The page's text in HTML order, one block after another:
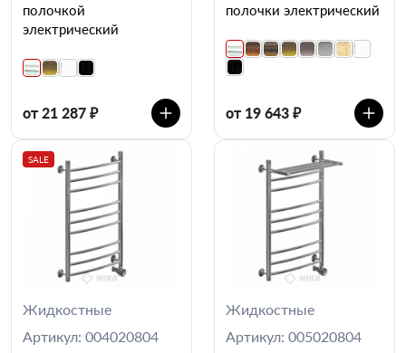
полочкой
электрический
от 21 287 ₽
полочки электрический
от 19 643 ₽
SALE
Жидкостные
Артикул: 004020804
Жидкостные
Артикул: 005020804